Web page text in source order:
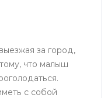
за город,
что малыш
с собой